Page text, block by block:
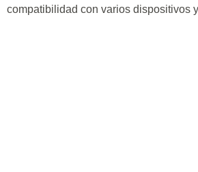
compatibilidad con varios dispositivos